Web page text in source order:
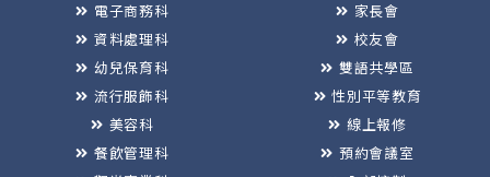
電子商務科
資料處理科
幼兒保育科
流行服飾科
美容科
餐飲管理科
家長會
校友會
雙語共學區
性別平等教育
線上報修
預約會議室